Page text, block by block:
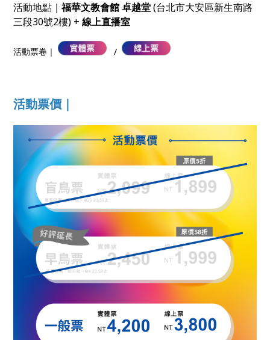
活動地點｜福華文教會館 卓越堂(台北市大安區新生南路
三段30號2樓) +線上直播室
活動票卷｜ /
活動票價｜